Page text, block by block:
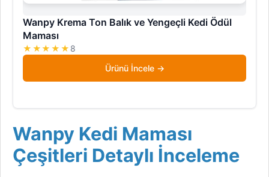
Wanpy Krema Ton Balık ve Yengeçli Kedi Ödül
Maması
★★★★★ 8
Ürünü İncele
Wanpy Kedi Maması
Çeşitleri Detaylı İnceleme